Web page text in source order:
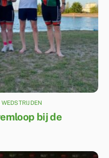
WEDSTRIJDEN
bij de